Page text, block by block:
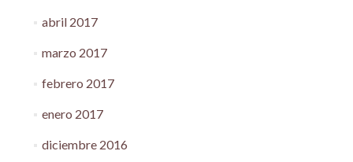
abril 2017
marzo 2017
febrero 2017
enero 2017
diciembre 2016